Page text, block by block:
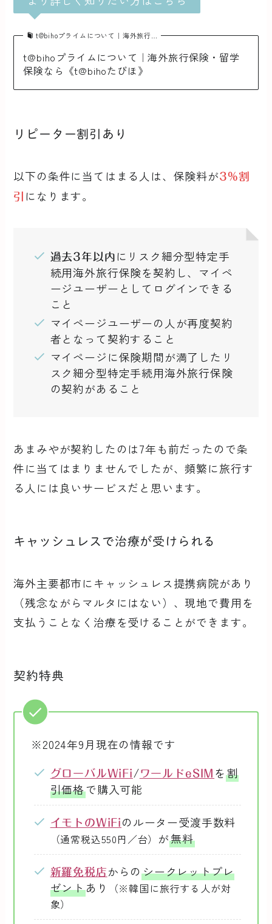
t@bihoプライムについて｜海外旅行…
t@bihoプライムについて｜海外旅行保険・留学
保険なら《t@bihoたびほ》
リピーター割引あり
以下の条件に当てはまる人は、保険料が3%割
引 になります。
過去3年以内 にリスク細分型特定手
続用海外旅行保険を契約し、マイペ
ージユーザーとしてログインできる
こと
マイページユーザーの人が再度契約
者となって契約すること
マイページに保険期間が満了したリ
スク細分型特定手続用海外旅行保険
の契約があること
あまみやが契約したのは7年も前だったので条
件に当てはまりませんでしたが、頻繁に旅行す
る人には良いサービスだと思います。
キャッシュレスで治療が受けられる
海外主要都市にキャッシュレス提携病院があり
（残念ながらマルタにはない）、現地で費用を
支払うことなく治療を受けることができます。
契約特典
※2024年9月現在の情報です
グローバルWiFi /ワールドeSIM を割
引価格で購入可能
イモトのWiFi のルーター受渡手数料
（通常税込550円／台） が無料
新羅免税店 からのシークレットプレ
ゼントあり
（※韓国に旅行する人が対
象）